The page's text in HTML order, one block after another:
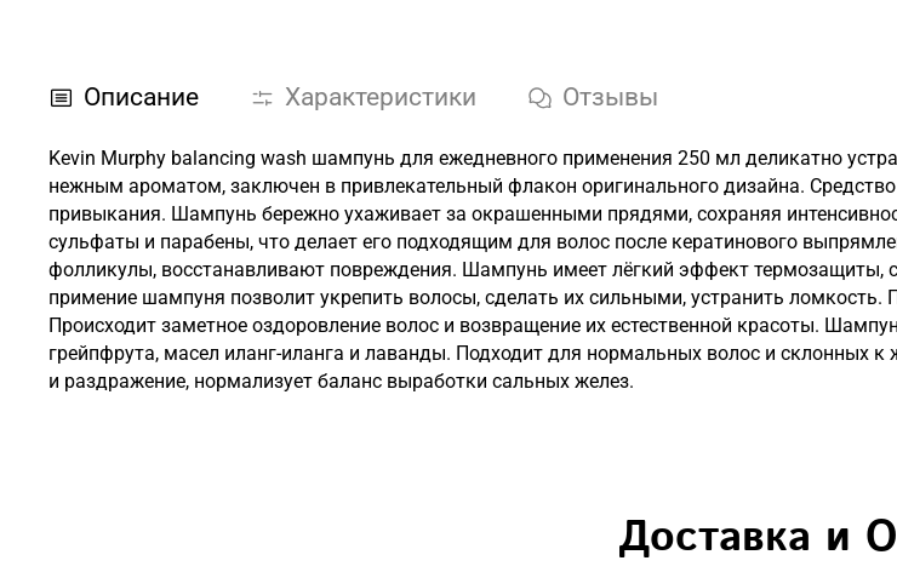
Описание Характеристики Отзывы
Kevin Murphy balancing wash шампунь для ежедневного применения 250 мл деликатно
нежным ароматом, заключен в привлекательный флакон оригинального дизайна.
привыкания. Шампунь бережно ухаживает за окрашенными прядями, сохраняя
сульфаты и парабены, что делает его подходящим для волос после кератинового
фолликулы, восстанавливают повреждения. Шампунь имеет лёгкий эффект термозащиты,
примение шампуня позволит укрепить волосы, сделать их сильными, устранить
Происходит заметное оздоровление волос и возвращение их естественной красоты.
грейпфрута, масел иланг-иланга и лаванды. Подходит для нормальных волос и склонных
и раздражение, нормализует баланс выработки сальных желез.
Доставка и